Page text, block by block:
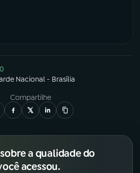
Nacional - Brasília
Compartilhe
a qualidade do
acessou.